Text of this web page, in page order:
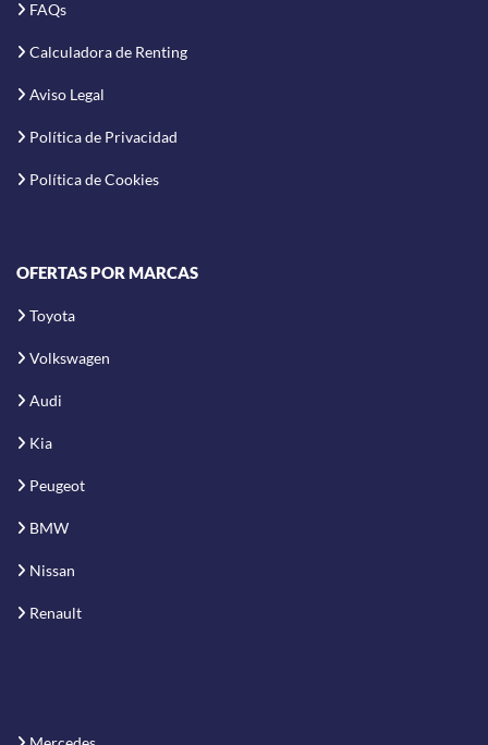
FAQs
Calculadora de Renting
Aviso Legal
Política de Privacidad
Política de Cookies
OFERTAS POR MARCAS
Toyota
Volkswagen
Audi
Kia
Peugeot
BMW
Nissan
Renault